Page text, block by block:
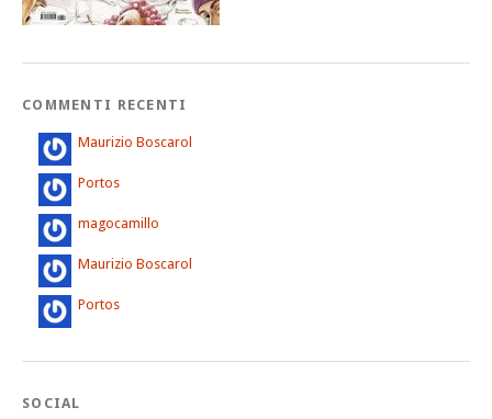
COMMENTI RECENTI
Maurizio Boscarol
Portos
magocamillo
Maurizio Boscarol
Portos
SOCIAL